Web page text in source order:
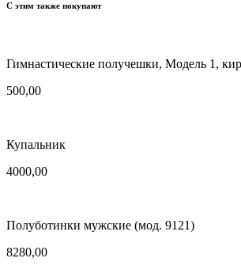
С этим также покупают
Гимнастические получешки, Модель 1,
500,00
Купальник
4000,00
Полуботинки мужские (мод. 9121)
8280,00